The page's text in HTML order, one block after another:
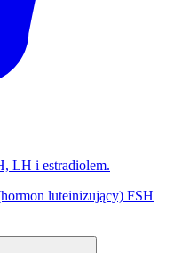
LH i estradiolem.
luteinizujący) FSH